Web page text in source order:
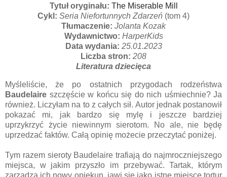
Tytuł oryginału: The Miserable Mill
Cykl: Seria Niefortunnych Zdarzeń (tom 4)
Tłumaczenie: Jolanta Kozak
Wydawnictwo: HarperKids
Data wydania: 25.01.2023
Liczba stron: 208
Literatura dziecięca
Myśleliście, że po ostatnich przygodach rodzeństwa
Baudelaire szczęście w końcu się do nich uśmiechnie? Ja
również. Liczyłam na to z całych sił. Autor jednak postanowił
pokazać mi, jak bardzo się mylę i jeszcze bardziej
uprzykrzyć życie niewinnym sierotom. No ale, nie będę
uprzedzać faktów. Całą opinię możecie przeczytać poniżej.
Tym razem sieroty Baudelaire trafiają do najmroczniejszego
miejsca, w jakim przyszło im przebywać. Tartak, którym